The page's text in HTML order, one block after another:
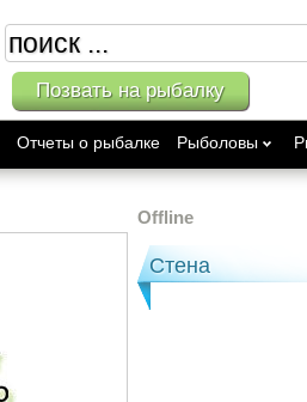
Позвать на рыбалку
Отчеты о рыбалке Рыболовы
Offline
Стена